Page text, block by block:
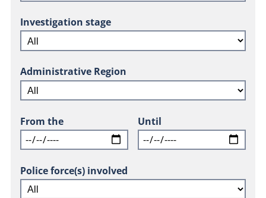
Investigation stage
Administrative Region
From the Until
Police force(s) involved